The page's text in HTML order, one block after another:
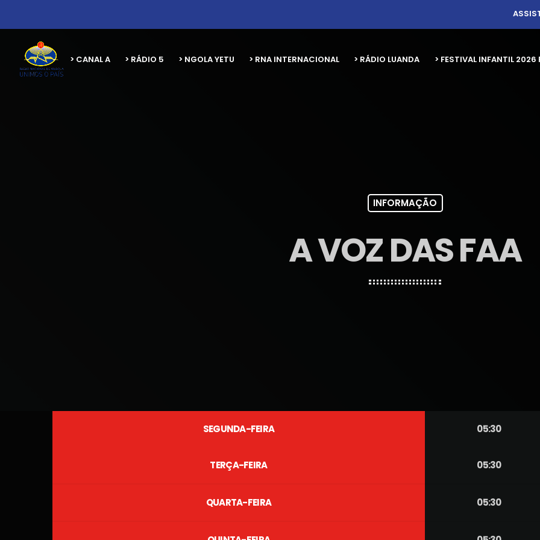
> CANAL A > RÁDIO 5 > NGOLA YETU > RNA INTERNACIONAL > RÁDIO LUANDA > FESTIVAL INFANTIL
INFORMAÇÃO
A VOZ DAS FAA
SEGUNDA-FEIRA 05:30
TERÇA-FEIRA 05:30
QUARTA-FEIRA 05:30